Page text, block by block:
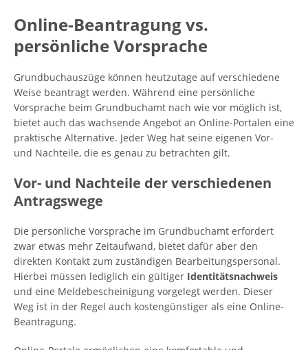
Online-Beantragung vs.
persönliche Vorsprache
Grundbuchauszüge können heutzutage auf verschiedene
Weise beantragt werden. Während eine persönliche
Vorsprache beim Grundbuchamt nach wie vor möglich ist,
bietet auch das wachsende Angebot an Online-Portalen eine
praktische Alternative. Jeder Weg hat seine eigenen Vor-
und Nachteile, die es genau zu betrachten gilt.
Vor- und Nachteile der verschiedenen
Antragswege
Die persönliche Vorsprache im Grundbuchamt erfordert
zwar etwas mehr Zeitaufwand, bietet dafür aber den
direkten Kontakt zum zuständigen Bearbeitungspersonal.
Hierbei müssen lediglich ein gültiger Identitätsnachweis
und eine Meldebescheinigung vorgelegt werden. Dieser
Weg ist in der Regel auch kostengünstiger als eine Online-
Beantragung.